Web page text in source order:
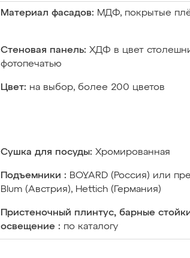
Материал фасадов: МДФ, покрытые
Стеновая панель: ХДФ в цвет
фотопечатью
Цвет: на выбор, более 200 цветов
Сушка для посуды: Хромированная
Подъемники : BOYARD (Россия) или
Blum (Австрия), Hettich (Германия)
Пристеночный плинтус, барные
освещение : по каталогу